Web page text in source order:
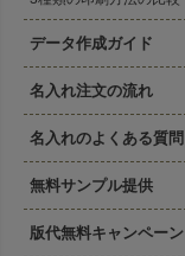
データ作成ガイド
名入れ注文の流れ
名入れのよくある質問
無料サンプル提供
版代無料キャンペーン